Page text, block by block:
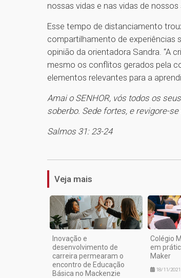
nossas vidas e nas vidas de nossos
Esse tempo de distanciamento
compartilhamento de experiências
opinião da orientadora Sandra. “A
mesmo os conflitos gerados pela
elementos relevantes para a
Amai o SENHOR, vós todos os
soberbo. Sede fortes, e revigore-
Salmos 31: 23-24
Veja mais
Inovação e
desenvolvimento de
carreira permearam o
encontro de Educação
Básica no Mackenzie
Colégio
em
Maker
18/11/2021